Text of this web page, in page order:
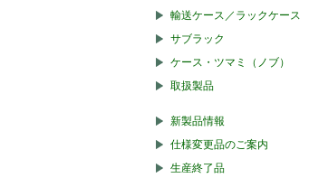
輸送ケース／ラックケース
サブラック
ケース・ツマミ（ノブ）
取扱製品
新製品情報
仕様変更品のご案内
生産終了品